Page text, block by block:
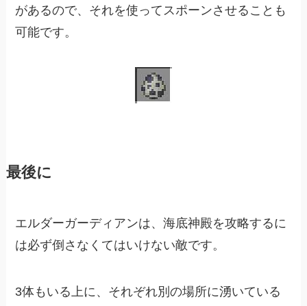
があるので、それを使ってスポーンさせることも
可能です。
最後に
エルダーガーディアンは、海底神殿を攻略するに
は必ず倒さなくてはいけない敵です。
3体もいる上に、それぞれ別の場所に湧いている